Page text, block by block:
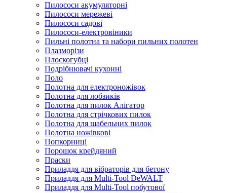
Пилососи акумуляторні
Пилососи мережеві
Пилососи садові
Пилососи-електровіники
Пильні полотна та набори пильних полотен
Плазморізи
Плоскогубці
Подрібнювачі кухонні
Поло
Полотна для електроножівок
Полотна для лобзиків
Полотна для пилок Алігатор
Полотна для стрічкових пилок
Полотна для шабельних пилок
Полотна ножівкові
Попкорниці
Порошок крейдяний
Праски
Приладдя для вібраторів для бетону
Приладдя для Multi-Tool DeWALT
Приладдя для Multi-Tool побутової